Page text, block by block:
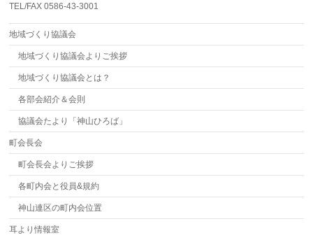
TEL/FAX 0586-43-3001
地域づくり協議会
地域づくり協議会よりご挨拶
地域づくり協議会とは？
各部会紹介＆会則
協議会たより「神山ひろば」
町会長会
町会長会よりご挨拶
各町内会と役員&規約
神山連区の町内会位置
耳より情報室